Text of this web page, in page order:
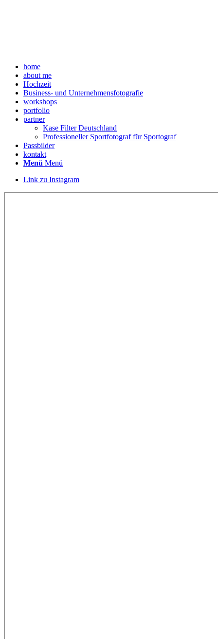
home
about me
Hochzeit
Business- und Unternehmensfotografie
workshops
portfolio
partner
Kase Filter Deutschland
Professioneller Sportfotograf für Sportograf
Passbilder
kontakt
Menü Menü
Link zu Instagram